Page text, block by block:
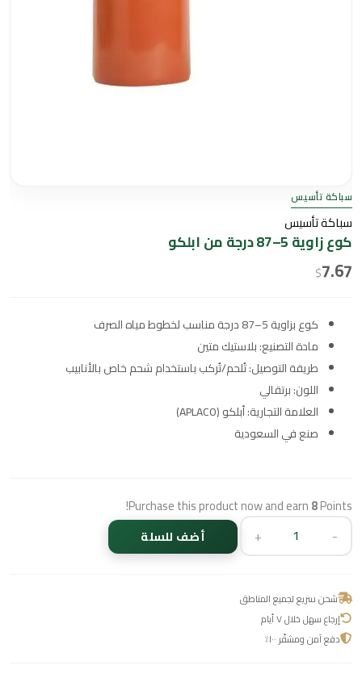
سباكة تأسيس
سباكة تأسيس
كوع زاوية 5–87 درجة من ابلكو
$7.67
كوع بزاوية 5–87 درجة مناسب لخطوط مياه الصرف
مادة التصنيع: بلاستيك متين
طريقة التوصيل: تُلحم/تُركب باستخدام شحم خاص بالأنابيب
اللون: برتقالي
العلامة التجارية: أبلكو (APLACO)
صنع في السعودية
Purchase this product now and earn8Points!
-
+ أضف للسلة
شحن سريع لجميع المناطق
إرجاع سهل خلال ٧ أيام
دفع آمن ومشفّر ١٠٠٪